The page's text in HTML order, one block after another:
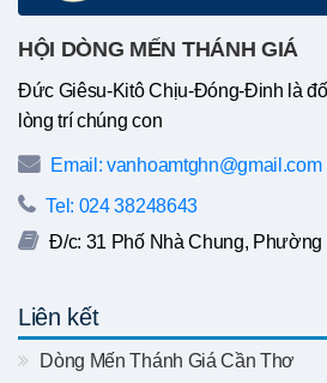
HỘI DÒNG MẾN THÁNH GIÁ
Đức Giêsu-Kitô Chịu-Đóng-Đinh là
lòng trí chúng con
Email: vanhoamtghn@gmail.com
Tel: 024 38248643
Đ/c: 31 Phố Nhà Chung, Phường
Liên kết
Dòng Mến Thánh Giá Cần Thơ